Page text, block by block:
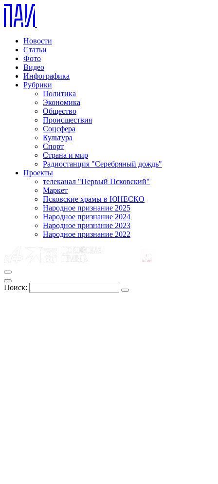
Новости
Статьи
Фото
Видео
Инфографика
Рубрики
Политика
Экономика
Общество
Происшествия
Соцсфера
Культура
Спорт
Страна и мир
Радиостанция "Серебряный дождь"
Проекты
телеканал "Первый Псковский"
Маркет
Псковские храмы в ЮНЕСКО
Народное признание 2025
Народное признание 2024
Народное признание 2023
Народное признание 2022
Поиск: